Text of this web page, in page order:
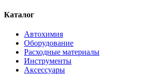
Каталог
Автохимия
Оборудование
Расходные материалы
Инструменты
Аксессуары